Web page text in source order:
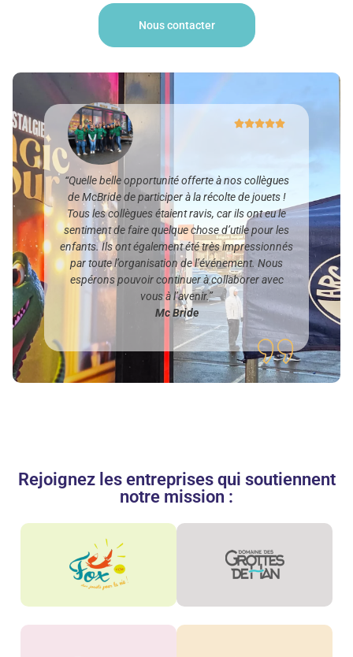
Nous contacter
“Quelle belle opportunité offerte à nos collègues
de McBride de participer à la récolte de jouets !
Tous les collègues étaient ravis, car ils ont eu le
sentiment de faire quelque chose d’utile pour les
enfants. Ils ont également été très impressionnés
par toute l’organisation de l’événement. Nous
espérons pouvoir continuer à collaborer avec
vous à l’avenir.”
Mc Bride
Rejoignez les entreprises qui soutiennent
notre mission :